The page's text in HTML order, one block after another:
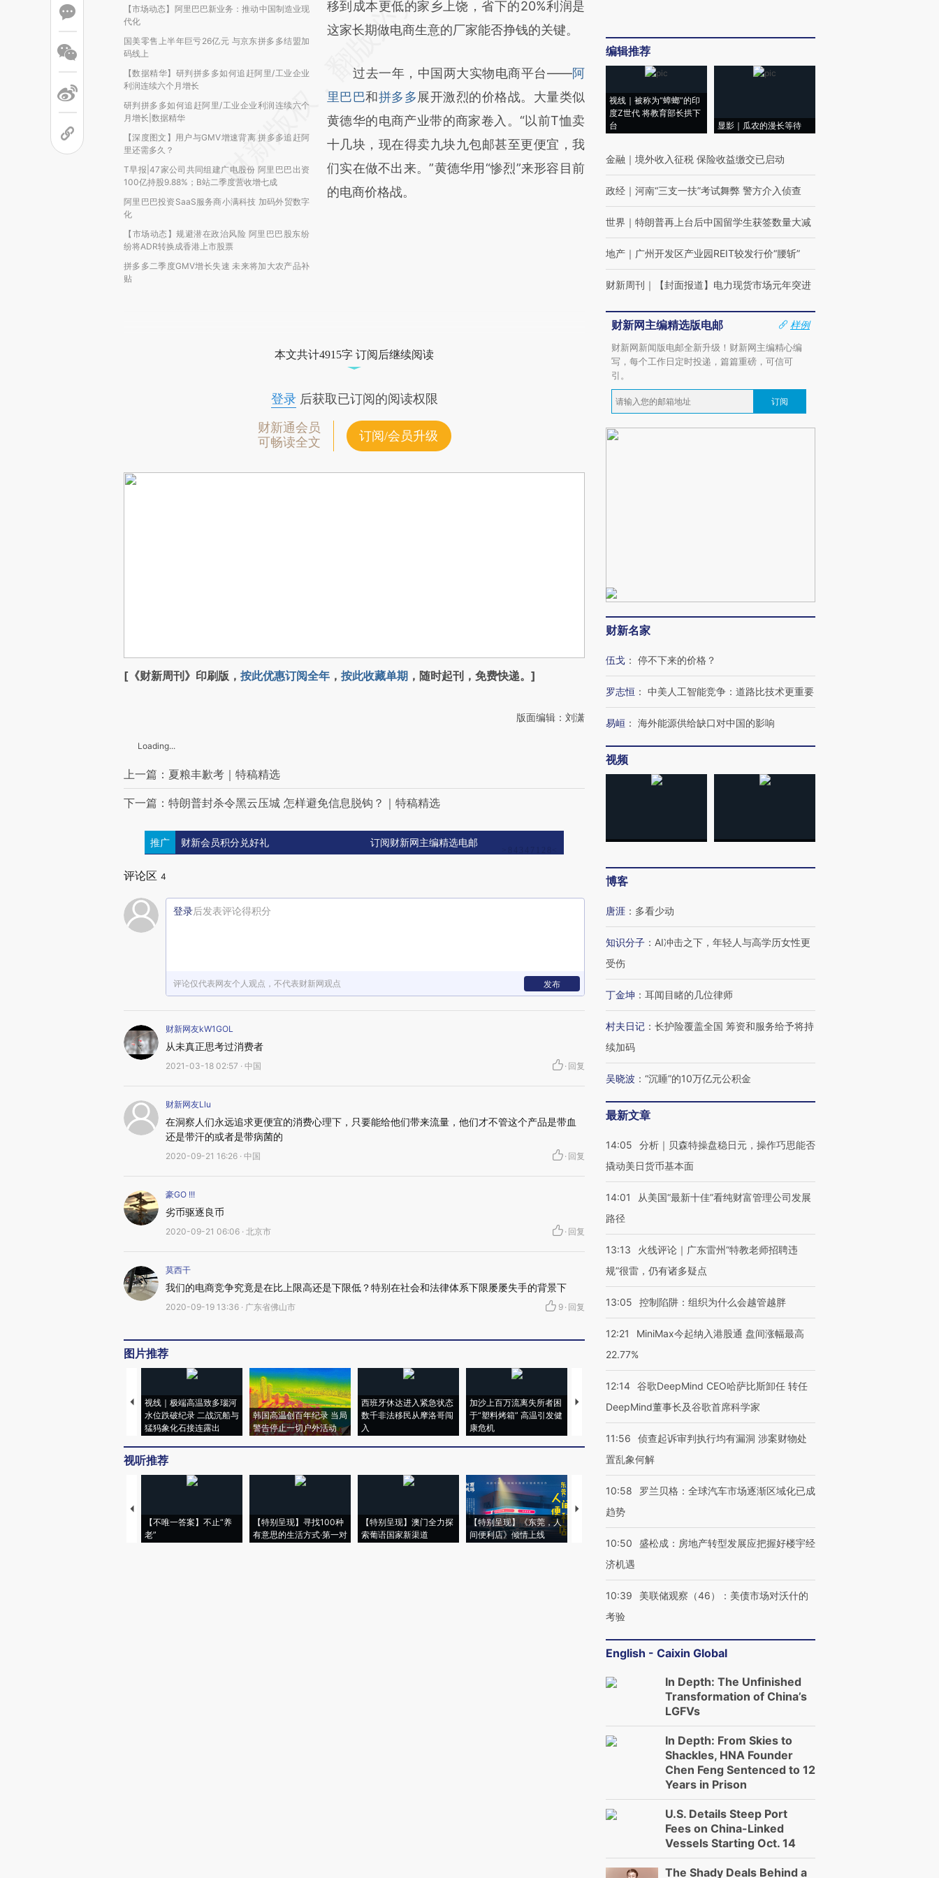
【市场动态】阿里巴巴新业务：推动中国制造业现
代化
国美零售上半年巨亏26亿元 与京东拼多多结盟加
码线上
【数据精华】研判拼多多如何追赶阿里/工业企业
利润连续六个月增长
研判拼多多如何追赶阿里/工业企业利润连续六个
月增长|数据精华
【深度图文】用户与GMV增速背离 拼多多追赶阿
里还需多久？
T早报|47家公司共同组建广电股份 阿里巴巴出资
100亿持股9.88%；B站二季度营收增七成
阿里巴巴投资SaaS服务商小满科技 加码外贸数字
化
【市场动态】规避潜在政治风险 阿里巴巴股东纷
纷将ADR转换成香港上市股票
拼多多二季度GMV增长失速 未来将加大农产品补
贴
移到成本更低的家乡上饶，省下的20%利润是
这家长期做电商生意的厂家能否挣钱的关键。
过去一年，中国两大实物电商平台——阿
里巴巴和拼多多展开激烈的价格战。大量类似
黄德华的电商产业带的商家卷入。“以前T恤卖
十几块，现在得卖九块九包邮甚至更便宜，我
们实在做不出来。”黄德华用“惨烈”来形容目前
的电商价格战。
本文共计4915字 订阅后继续阅读
登录后获取已订阅的阅读权限
财新通会员
可畅读全文
订阅/会员升级
[《财新周刊》印刷版， 按此优惠订阅全年 ， 按此收藏单期 ，随时起刊，免费快递。]
版面编辑：刘潇
Loading...
上一篇：夏粮丰歉考｜特稿精选
下一篇：特朗普封杀令黑云压城 怎样避免信息脱钩？｜特稿精选
推广 财新会员积分兑好礼 订阅财新网主编精选电邮
评论区 4
登录后发表评论得积分
评论仅代表网友个人观点，不代表财新网观点 发布
财新网友kW1GOL
从未真正思考过消费者
2021-03-18 02:57 · 中国 · 回复
财新网友Llu
在洞察人们永远追求更便宜的消费心理下，只要能给他们带来流量，他们才不管这个产品是带血
还是带汗的或者是带病菌的
2020-09-21 16:26 · 中国 · 回复
豪GO !!!
劣币驱逐良币
2020-09-21 06:06 · 北京市 · 回复
莫西干
我们的电商竞争究竟是在比上限高还是下限低？特别在社会和法律体系下限屡屡失手的背景下
2020-09-19 13:36 · 广东省佛山市 9 · 回复
图片推荐
视线｜极端高温致多瑙河
水位跌破纪录 二战沉船与
猛犸象化石接连露出
韩国高温创百年纪录 当局
警告停止一切户外活动
西班牙休达进入紧急状态
数千非法移民从摩洛哥闯
入
加沙上百万流离失所者困
于“塑料烤箱” 高温引发健
康危机
马航飞行员跨国走私7万
粒摇头丸 尿检体内含3种
泽连斯基密集出访美英 索
视听推荐
【不唯一答案】不止“养
老”
【特别呈现】寻找100种
有意思的生活方式·第一对
【特别呈现】澳门全力探
索葡语国家新渠道
【特别呈现】《东莞，人
间便利店》倾情上线
【推广】走进第四届链博
编辑推荐
视线｜被称为“蟑螂”的印
度Z世代 将教育部长拱下
台
显影｜瓜农的漫长等待
金融 ｜ 境外收入征税 保险收益缴交已启动
政经 ｜ 河南“三支一扶”考试舞弊 警方介入侦查
世界 ｜ 特朗普再上台后中国留学生获签数量大减
地产 ｜ 广州开发区产业园REIT较发行价“腰斩”
财新周刊 ｜ 【封面报道】电力现货市场元年突进
财新网主编精选版电邮
样例
财新网新闻版电邮全新升级！财新网主编精心编
写，每个工作日定时投递，篇篇重磅，可信可
引。
订阅
财新名家
伍戈 ： 停不下来的价格？
罗志恒 ： 中美人工智能竞争：道路比技术更重要
易峘 ： 海外能源供给缺口对中国的影响
视频
博客
唐涯 ： 多看少动
知识分子 ： AI冲击之下，年轻人与高学历女性更
受伤
丁金坤 ： 耳闻目睹的几位律师
村夫日记 ： 长护险覆盖全国 筹资和服务给予将持
续加码
吴晓波 ： “沉睡”的10万亿元公积金
最新文章
14:05
分析｜贝森特操盘稳日元，操作巧思能否
撬动美日货币基本面
14:01
从美国“最新十佳”看纯财富管理公司发展
路径
13:13
火线评论｜广东雷州“特教老师招聘违
规”很雷，仍有诸多疑点
13:05 控制陷阱：组织为什么会越管越胖
12:21
MiniMax今起纳入港股通 盘间涨幅最高
22.77%
12:14 谷歌DeepMind CEO哈萨比斯卸任 转任
DeepMind董事长及谷歌首席科学家
11:56
侦查起诉审判执行均有漏洞 涉案财物处
置乱象何解
10:58
罗兰贝格：全球汽车市场逐渐区域化已成
趋势
10:50
盛松成：房地产转型发展应把握好楼宇经
济机遇
10:39
美联储观察（46）：美债市场对沃什的
考验
English - Caixin Global
In Depth: The Unfinished
Transformation of China’s
LGFVs
In Depth: From Skies to
Shackles, HNA Founder
Chen Feng Sentenced to 12
Years in Prison
U.S. Details Steep Port
Fees on China-Linked
Vessels Starting Oct. 14
The Shady Deals Behind a